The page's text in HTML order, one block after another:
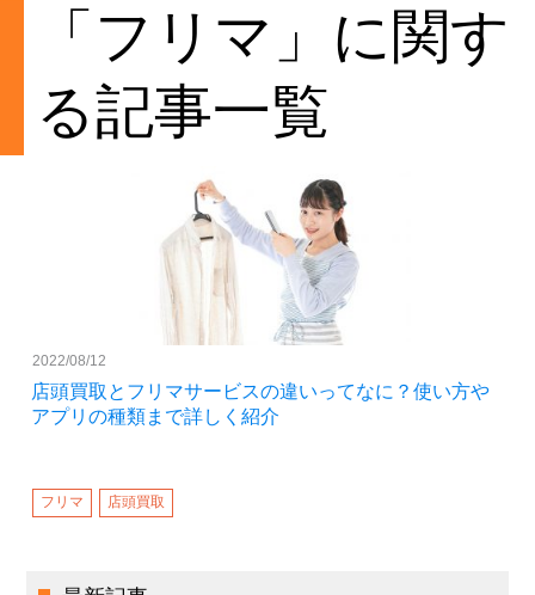
「フリマ」に関す
る記事一覧
2022/08/12
店頭買取とフリマサービスの違いってなに？使い方や
アプリの種類まで詳しく紹介
フリマ 店頭買取